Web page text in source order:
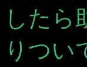
したら
りつい